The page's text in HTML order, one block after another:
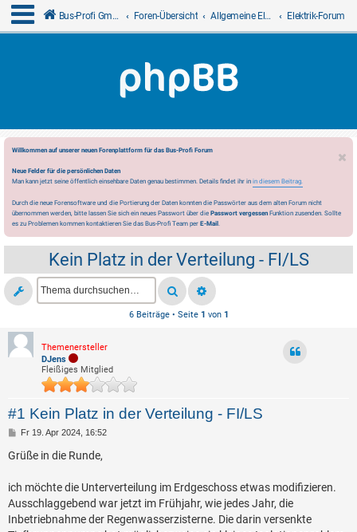
Bus-Profi GmbH Foren-Übersicht Allgemeine Elektrik Elektrik-Forum
Willkommen auf unserer neuen Forenplattform für das Bus-Profi Forum
Neue Felder für die persönlichen Daten
Man kann jetzt seine öffentlich einsehbare Daten genau bestimmen. Details findet ihr in in diesem Beitrag.
Durch die neue Forensoftware und die Portierung der Daten konnten die Passwörter aus dem alten Forum nicht
übernommen werden, bitte lassen Sie sich ein neues Passwort über die Passwort vergessen Funktion zusenden. Sollte
es zu Problemen kommen kontaktieren Sie das Bus-Profi Team per E-Mail.
Kein Platz in der Verteilung - FI/LS
6 Beiträge • Seite 1 von 1
Themenersteller
DJens
Fleißiges Mitglied
#1 Kein Platz in der Verteilung - FI/LS
B
i
t
a
g
Fr 19. Apr 2024, 16:52
Grüße in die Runde,
ich möchte die Unterverteilung im Erdgeschoss etwas modifizieren.
Ausschlaggebend war jetzt im Frühjahr, wie jedes Jahr, die
Inbetriebnahme der Regenwasserzisterne. Die darin versenkte